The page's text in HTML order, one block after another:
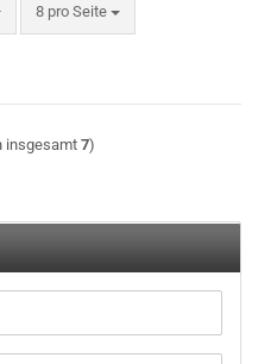
8 pro Seite
pro Seite
insgesamt7)